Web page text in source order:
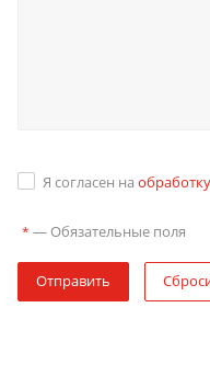
Я согласен на
* — Обязательные поля
Отправить